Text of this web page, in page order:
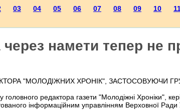
03 04 05 06 07 08 09 10
через намети тепер не
"МОЛОДІЖНИХ ХРОНІК", ЗАСТОСОВУЮЧИ
головного редактора газети "Молодіжні Хроніки",
інформаційним управлінням Верховної Ради